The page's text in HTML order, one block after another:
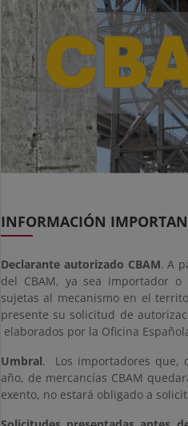
INFORMACIÓN
Declarante autorizado CBAM. A
del CBAM, ya sea importador
sujetas al mecanismo en el
presente su solicitud de
elaborados por la Oficina
Umbral. Los importadores que,
año, de mercancías CBAM
exento, no estará obligado a